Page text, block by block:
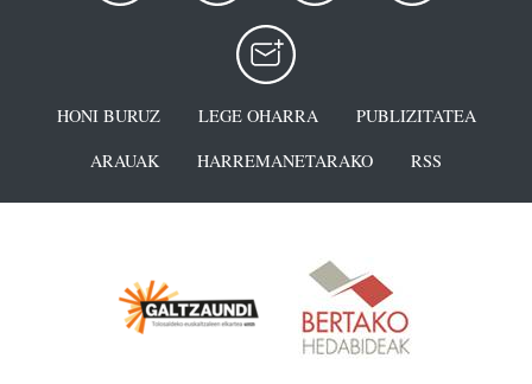
HONI BURUZ LEGE OHARRA
PUBLIZITATEA
ARAUAK
HARREMANETARAKO RSS